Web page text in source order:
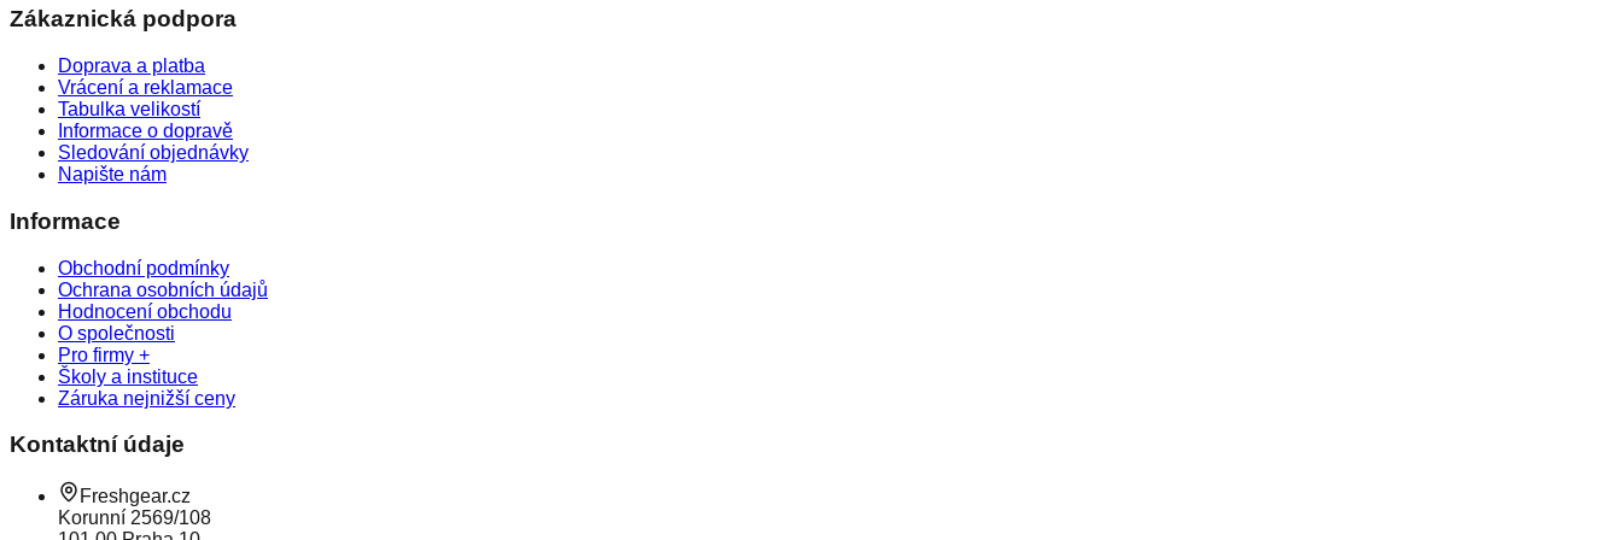
Zákaznická podpora
Doprava a platba
Vrácení a reklamace
Tabulka velikostí
Informace o dopravě
Sledování objednávky
Napište nám
Informace
Obchodní podmínky
Ochrana osobních údajů
Hodnocení obchodu
O společnosti
Pro firmy +
Školy a instituce
Záruka nejnižší ceny
Kontaktní údaje
Freshgear.cz
Korunní 2569/108